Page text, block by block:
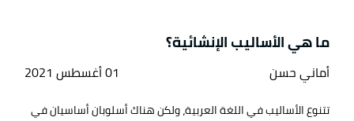
ما هي الأساليب الإنشائية؟
أماني حسن 01 أغسطس 2021
تتنوع الأساليب في اللغة العربية، ولكن هناك أسلوبان أساسيان في